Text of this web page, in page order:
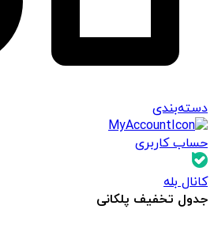
دسته‌بندی
حساب کاربری
کانال بله
جدول تخفیف پلکانی